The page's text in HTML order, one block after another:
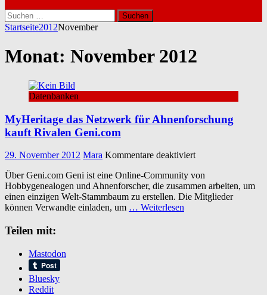
Suchen
nach:
Startseite2012November
Monat: November 2012
Datenbanken
MyHeritage das Netzwerk für Ahnenforschung
kauft Rivalen Geni.com
29. November 2012 Mara Kommentare deaktiviertfür
das
Netzwerk
für
Über Geni.com Geni ist eine Online-Community von
Hobbygenealogen und Ahnenforscher, die zusammen arbeiten, um
einen einzigen Welt-Stammbaum zu erstellen. Die Mitglieder
können Verwandte einladen, um … Weiterlesen
Teilen mit:
Mastodon
Bluesky
Reddit